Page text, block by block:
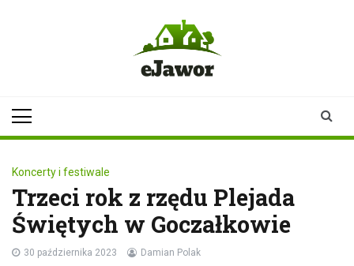
Koncerty i festiwale
Trzeci rok z rzędu Plejada
Świętych w Goczałkowie
30 października 2023 Damian Polak